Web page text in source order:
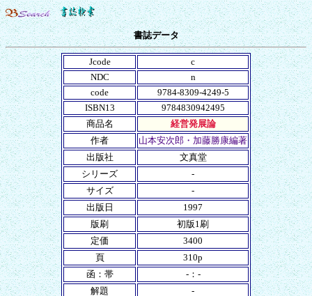
書誌データ
Jcode
c
NDC
n
code
9784-8309-4249-5
ISBN13
9784830942495
商品名
経営発展論
作者
山本安次郎・加藤勝康編著
出版社
文真堂
シリーズ
-
サイズ
-
出版日
1997
版刷
初版1刷
定価
3400
頁
310p
函：帯
-：-
解題
-